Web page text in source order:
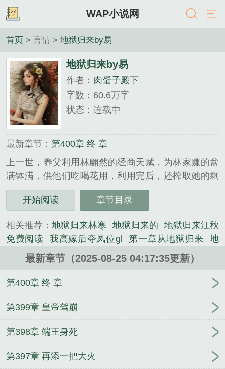
WAP小说网
首页 > 言情 > 地狱归来by易
地狱归来by易
作者： 肉蛋子殿下
字数：60.6万字
状态：连载中
最新章节： 第400章 终 章
上一世，养父利用林翩然的经商天赋，为林家赚的盆
满钵满，供他们吃喝花用，利用完后，还榨取她的剩
余价值，把她送给近六十岁的老靖王做妾，为儿子的
仕途铺路，把她利用了个彻底。 重生后，林翩然
《地狱归来by易》是肉蛋子殿下精心创作的言情类小
说。
开始阅读 章节目录
相关推荐： 地狱归来林寒 地狱归来的
地狱归来江秋
免费阅读
我高嫁后夺凤位gl 第一章从地狱归来
地
狱归来当奶爸 全文阅读 地狱归来by易炸 地狱归来
的意思 地狱归来当保镖
地狱归来林寒全文免费阅
读
地狱归来仇人颤抖我高嫁后夺凤位
我高嫁后夺凤
免费阅读 地狱归来 林寒
地狱归来
地狱归来秦云 地狱归来贱尊
地狱归来
是什么
地狱归来笔趣阁
地狱归来全
最新章节（2025-08-25 04:17:35更新）
第400章 终 章
第399章 皇帝驾崩
第398章 端王身死
第397章 再添一把大火